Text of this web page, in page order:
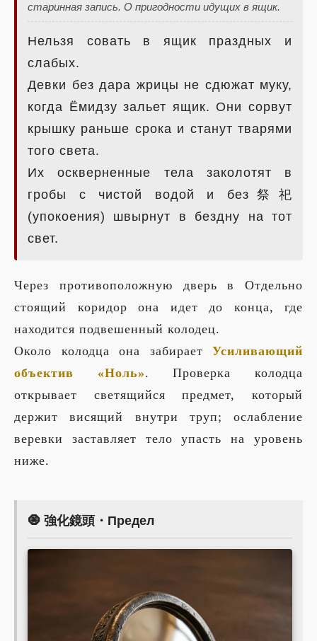
старинная запись. О пригодности идущих в ящик.
Нельзя совать в ящик праздных и
слабых.
Девки без дара жрицы не сдюжат муку,
когда Ёмидзу зальет ящик. Они сорвут
крышку раньше срока и станут тварями
того света.
Их оскверненные тела заколотят в
гробы с чистой водой и без祭祀
(упокоения) швырнут в бездну на тот
свет.
Через противоположную дверь в Отдельно
стоящий коридор она идет до конца, где
находится подвешенный колодец.
Около колодца она забирает Усиливающий
объектив «Ноль». Проверка колодца
открывает светящийся предмет, который
держит висящий внутри труп; ослабление
веревки заставляет тело упасть на уровень
ниже.
🧿 強化鏡頭・Предел